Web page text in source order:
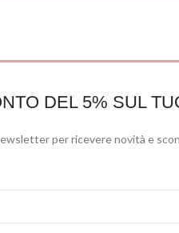
DEL 5% SUL
per ricevere novità e